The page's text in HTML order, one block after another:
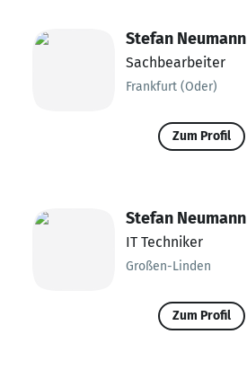
Stefan Neumann
Sachbearbeiter
Frankfurt (Oder)
Zum Profil
Stefan Neumann
IT Techniker
Großen-Linden
Zum Profil